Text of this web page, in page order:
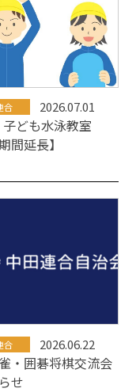
合 2026.07.01
ども水泳教室
間延長】
合 2026.06.22
・囲碁将棋交流会
せ